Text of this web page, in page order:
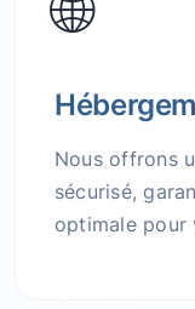
Nous offrons
sécurisé,
optimale pour